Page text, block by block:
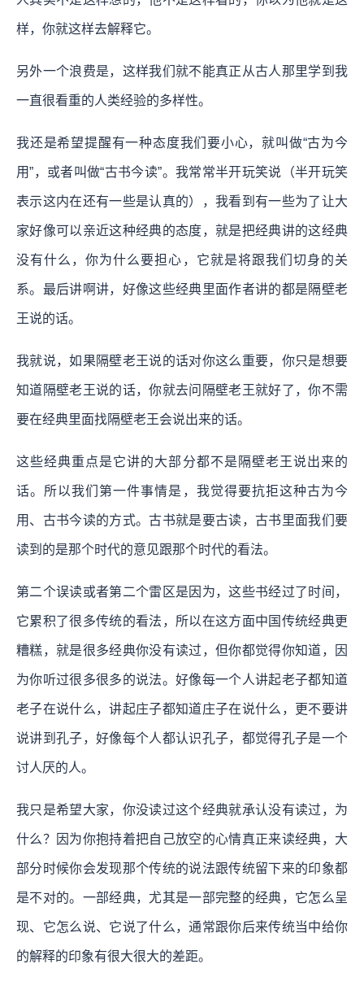
样，你就这样去解释它。
另外一个浪费是，这样我们就不能真正从古人那里学到我
一直很看重的人类经验的多样性。
我还是希望提醒有一种态度我们要小心，就叫做“古为今
用”，或者叫做“古书今读”。我常常半开玩笑说（半开玩笑
表示这内在还有一些是认真的），我看到有一些为了让大
家好像可以亲近这种经典的态度，就是把经典讲的这经典
没有什么，你为什么要担心，它就是将跟我们切身的关
系。最后讲啊讲，好像这些经典里面作者讲的都是隔壁老
王说的话。
我就说，如果隔壁老王说的话对你这么重要，你只是想要
知道隔壁老王说的话，你就去问隔壁老王就好了，你不需
要在经典里面找隔壁老王会说出来的话。
这些经典重点是它讲的大部分都不是隔壁老王说出来的
话。所以我们第一件事情是，我觉得要抗拒这种古为今
用、古书今读的方式。古书就是要古读，古书里面我们要
读到的是那个时代的意见跟那个时代的看法。
第二个误读或者第二个雷区是因为，这些书经过了时间，
它累积了很多传统的看法，所以在这方面中国传统经典更
糟糕，就是很多经典你没有读过，但你都觉得你知道，因
为你听过很多很多的说法。好像每一个人讲起老子都知道
老子在说什么，讲起庄子都知道庄子在说什么，更不要讲
说讲到孔子，好像每个人都认识孔子，都觉得孔子是一个
讨人厌的人。
我只是希望大家，你没读过这个经典就承认没有读过，为
什么？因为你抱持着把自己放空的心情真正来读经典，大
部分时候你会发现那个传统的说法跟传统留下来的印象都
是不对的。一部经典，尤其是一部完整的经典，它怎么呈
现、它怎么说、它说了什么，通常跟你后来传统当中给你
的解释的印象有很大很大的差距。